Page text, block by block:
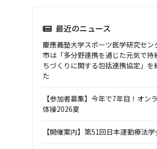
最近のニュース
慶應義塾大学スポーツ医学研究セン
市は「多分野連携を通じた元気で持
ちづくりに関する包括連携協定」を
た
【参加者募集】今年で7年目！オン
体操2026夏
【開催案内】第51回日本運動療法